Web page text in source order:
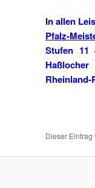
In allen
Pfalz-
Stufen 11
Dieser